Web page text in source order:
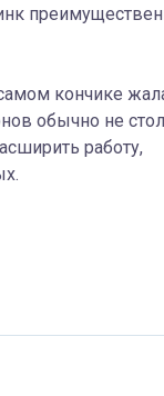
кончике
обычно не
работу,